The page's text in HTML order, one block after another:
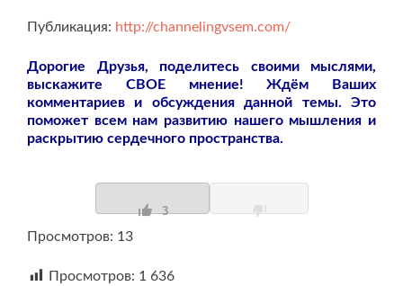
Публикация: http://channelingvsem.com/
Дорогие Друзья, поделитесь своими мыслями,
выскажите СВОЕ мнение! Ждём Ваших
комментариев и обсуждения данной темы. Это
поможет всем нам развитию нашего мышления и
раскрытию сердечного пространства.
3
Просмотров: 13
Просмотров: 1 636